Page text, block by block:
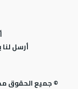
أرسل لنا
جميع الحقوق